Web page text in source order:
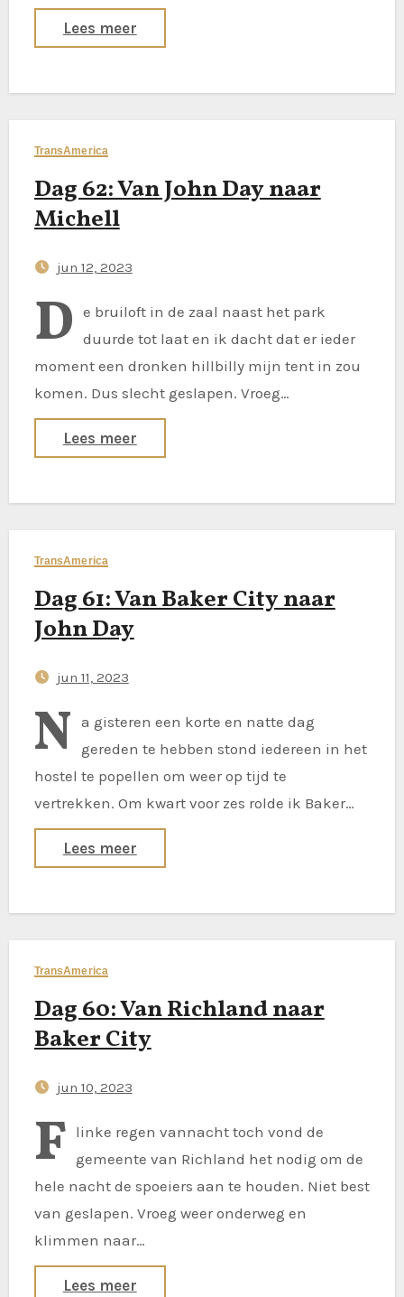
Lees meer
TransAmerica
Dag 62: Van John Day naar
Michell
jun 12, 2023
D e bruiloft in de zaal naast het park
duurde tot laat en ik dacht dat er ieder
moment een dronken hillbilly mijn tent in zou
komen. Dus slecht geslapen. Vroeg…
Lees meer
TransAmerica
Dag 61: Van Baker City naar
John Day
jun 11, 2023
N a gisteren een korte en natte dag
gereden te hebben stond iedereen in het
hostel te popellen om weer op tijd te
vertrekken. Om kwart voor zes rolde ik Baker…
Lees meer
TransAmerica
Dag 60: Van Richland naar
Baker City
jun 10, 2023
F linke regen vannacht toch vond de
gemeente van Richland het nodig om de
hele nacht de spoeiers aan te houden. Niet best
van geslapen. Vroeg weer onderweg en
klimmen naar…
Lees meer